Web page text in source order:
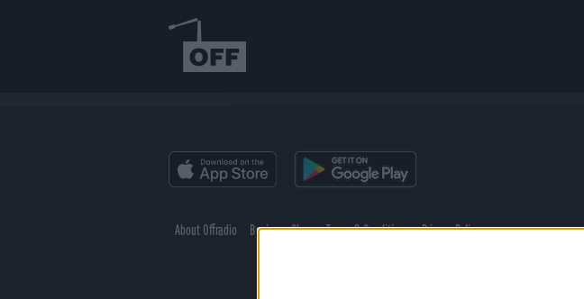
About Offradio Business Class Terms & Conditions Privacy Policy